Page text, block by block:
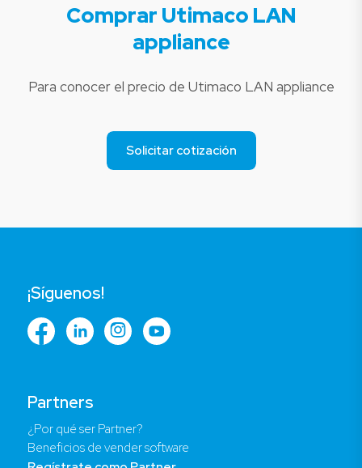
Comprar Utimaco LAN
appliance
Para conocer el precio de Utimaco LAN appliance
Solicitar cotización
Partners
¿Por qué ser Partner?
Beneficios de vender software
¡Síguenos!